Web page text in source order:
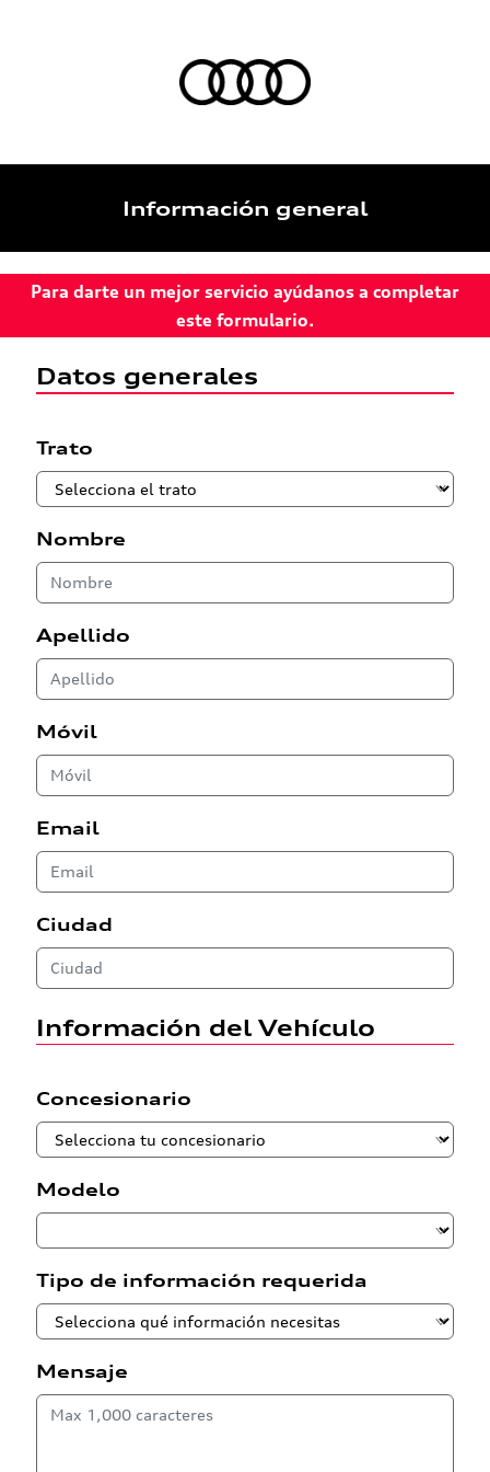
Información general
Para darte un mejor servicio ayúdanos a completar
este formulario.
Datos generales
Trato
Nombre
Apellido
Móvil
Email
Ciudad
Información del Vehículo
Concesionario
Modelo
Tipo de información requerida
Mensaje